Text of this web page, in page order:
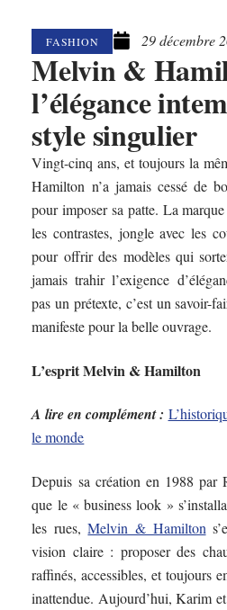
FASHION 29 décembre
Melvin &
l’élégance
style singulier
Vingt-cinq ans, et toujours la
Hamilton n’a jamais cessé de
pour imposer sa patte. La
les contrastes, jongle avec les
pour offrir des modèles qui
jamais trahir l’exigence
pas un prétexte, c’est un savoir-
manifeste pour la belle ouvrage.
L’esprit Melvin & Hamilton
A lire en complément :
le monde
Depuis sa création en 1988 par
que le « business look »
les rues,Melvin & Hamilton
vision claire : proposer des
raffinés, accessibles, et toujours
inattendue. Aujourd’hui, Karim